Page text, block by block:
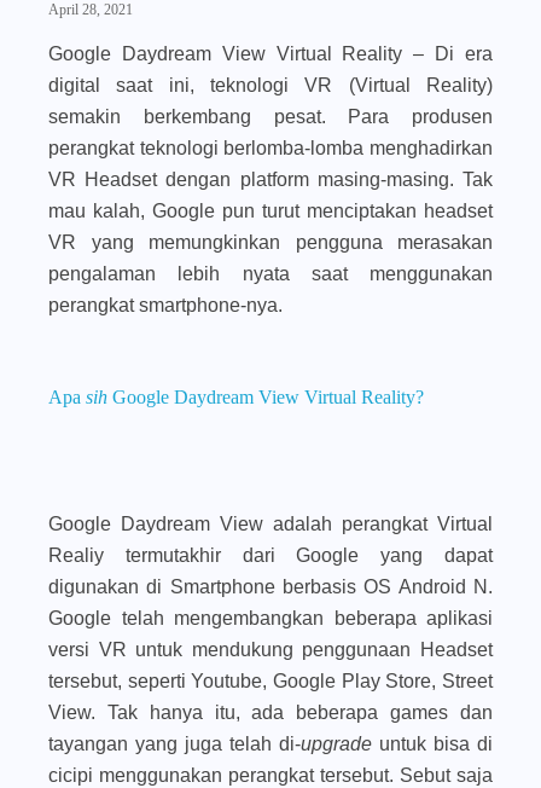
April 28, 2021
Google Daydream View Virtual Reality –
Di era
digital saat ini, teknologi VR (Virtual Reality)
semakin berkembang pesat. Para produsen
perangkat teknologi berlomba-lomba menghadirkan
VR Headset dengan platform masing-masing. Tak
mau kalah, Google pun turut menciptakan headset
VR yang memungkinkan pengguna merasakan
pengalaman lebih nyata saat menggunakan
perangkat smartphone-nya.
Apa sih Google Daydream View Virtual Reality?
Google Daydream View adalah perangkat Virtual
Realiy termutakhir dari Google yang dapat
digunakan di Smartphone berbasis OS Android N.
Google telah mengembangkan beberapa aplikasi
versi VR untuk mendukung penggunaan Headset
tersebut, seperti Youtube, Google Play Store, Street
View. Tak hanya itu, ada beberapa games dan
tayangan yang juga telah di-upgrade untuk bisa di
cicipi menggunakan perangkat tersebut. Sebut saja